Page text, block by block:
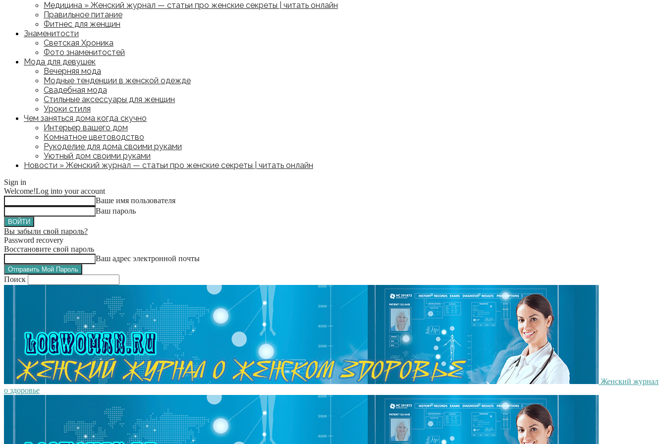
Медицина » Женский журнал — статьи про женские секреты | читать онлайн
Правильное питание
Фитнес для женщин
Знаменитости
Светская Хроника
Фото знаменитостей
Мода для девушек
Вечерняя мода
Модные тенденции в женской одежде
Свадебная мода
Стильные аксессуары для женщин
Уроки стиля
Чем заняться дома когда скучно
Интерьер вашего дом
Комнатное цветоводство
Рукоделие для дома своими руками
Уютный дом своими руками
Новости » Женский журнал — статьи про женские секреты | читать онлайн
Sign in
Welcome!Log into your account
Ваше имя пользователя
Ваш пароль
Вы забыли свой пароль?
Password recovery
Восстановите свой пароль
Ваш адрес электронной почты
Поиск
Женский журнал
о здоровье